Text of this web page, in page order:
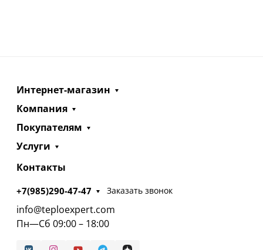
Интернет-магазин
Компания
Покупателям
Услуги
Контакты
+7(985)290-47-47 Заказать звонок
info@teploexpert.com
Пн—Сб 09:00 – 18:00